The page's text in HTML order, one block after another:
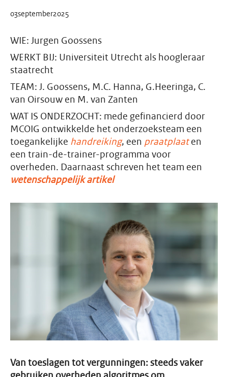
03september2025
WIE: Jurgen Goossens
WERKT BIJ: Universiteit Utrecht als hoogleraar
staatrecht
TEAM: J. Goossens, M.C. Hanna, G.Heeringa, C.
van Oirsouw en M. van Zanten
WAT IS ONDERZOCHT: mede gefinancierd door
MCOIG ontwikkelde het onderzoeksteam een
toegankelijke handreiking, een praatplaat en
een train-de-trainer-programma voor
overheden. Daarnaast schreven het team een
wetenschappelijk artikel
Van toeslagen tot vergunningen: steeds vaker